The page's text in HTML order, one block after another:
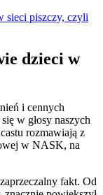
sieci piszczy, czyli
dzieci w
i cennych
w głosy naszych
rozmawiają z
w NASK, na
fakt. Od